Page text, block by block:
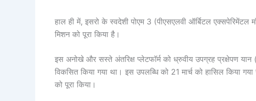
हाल ही में, इसरो के स्वदेशी पोएम 3 (पीएसएलवी ऑर्बिटल
मिशन को पूरा किया है।
इस अनोखे और सस्ते अंतरिक्ष प्लेटफॉर्म को ध्रुवीय उपग्रह प्रक्षेपण
विकसित किया गया था। इस उपलब्धि को 21 मार्च को हासिल किया
को पूरा किया।